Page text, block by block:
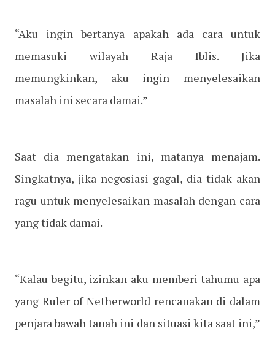
“Aku ingin bertanya apakah ada cara untuk
memasuki wilayah Raja Iblis. Jika
memungkinkan, aku ingin menyelesaikan
masalah ini secara damai.”
Saat dia mengatakan ini, matanya menajam.
Singkatnya, jika negosiasi gagal, dia tidak akan
ragu untuk menyelesaikan masalah dengan cara
yang tidak damai.
“Kalau begitu, izinkan aku memberi tahumu apa
yang Ruler of Netherworld rencanakan di dalam
penjara bawah tanah ini dan situasi kita saat ini,”